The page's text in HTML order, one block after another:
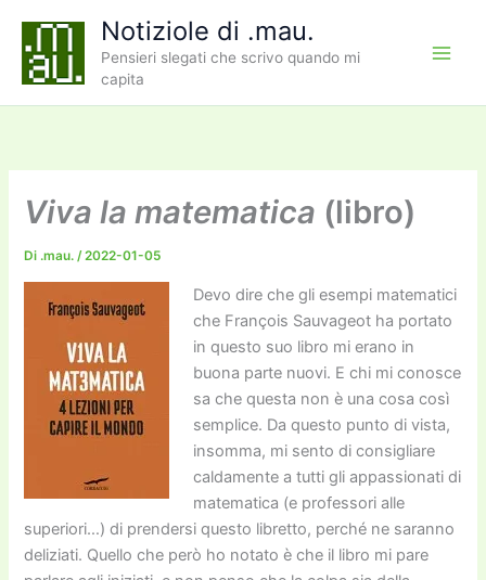
contenuto
Notiziole di .mau.
Pensieri slegati che scrivo quando mi
capita
Viva la matematica (libro)
Di .mau./2022-01-05
Devo dire che gli esempi matematici
che François Sauvageot ha portato
in questo suo libro mi erano in
buona parte nuovi. E chi mi conosce
sa che questa non è una cosa così
semplice. Da questo punto di vista,
insomma, mi sento di consigliare
caldamente a tutti gli appassionati di
matematica (e professori alle
superiori…) di prendersi questo libretto, perché ne saranno
deliziati. Quello che però ho notato è che il libro mi pare